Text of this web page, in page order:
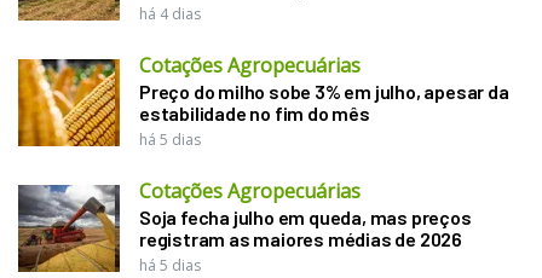
há 4 dias
Cotações Agropecuárias
Preço do milho sobe 3% em julho, apesar da
estabilidade no fim do mês
há 5 dias
Cotações Agropecuárias
Soja fecha julho em queda, mas preços
registram as maiores médias de 2026
há 5 dias